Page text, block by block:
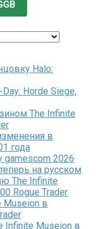
Halo:
Horde Siege,
The Infinite
в
года
2026
на русском
The Infinite
Rogue Trader
Museion в
Infinite Museion в